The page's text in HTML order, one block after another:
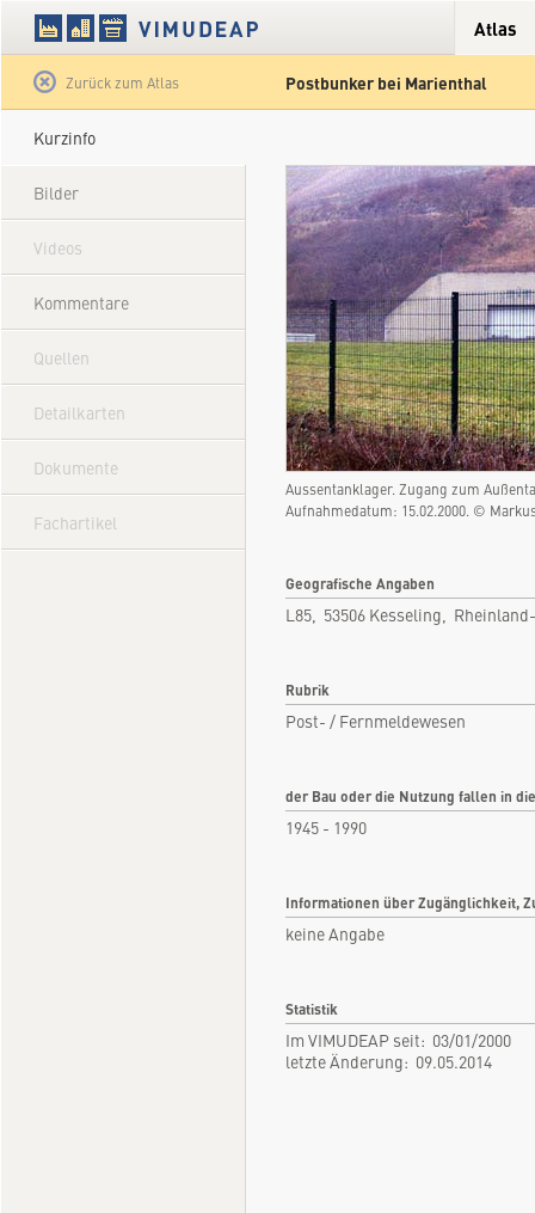
Atlas
Zurück zum Atlas Postbunker bei Marienthal
Kurzinfo
Bilder
Videos
Kommentare
Quellen
Detailkarten
Dokumente
Fachartikel
Aussentanklager. Zugang zum
Aufnahmedatum: 15.02.2000. ©
Geografische Angaben
L85, 53506 Kesseling,
Rubrik
Post- / Fernmeldewesen
der Bau oder die Nutzung fallen in
1945 - 1990
Informationen über Zugänglichkeit,
keine Angabe
Statistik
Im VIMUDEAP seit: 03/01/2000
letzte Änderung: 09.05.2014
Satellit Hybrid Gelände